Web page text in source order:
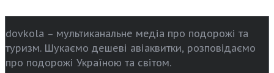
dovkola – мультиканальне медіа про подорожі та
туризм. Шукаємо дешеві авіаквитки, розповідаємо
про подорожі Україною та світом.